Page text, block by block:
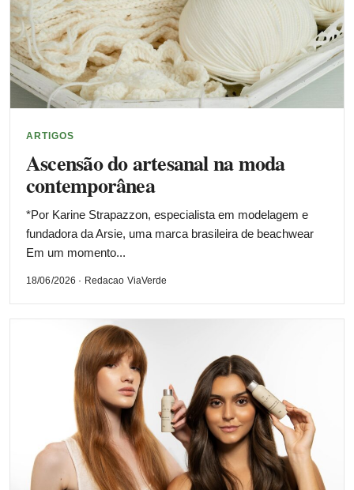
ARTIGOS
Ascensão do artesanal na moda
contemporânea
*Por Karine Strapazzon, especialista em modelagem e
fundadora da Arsie, uma marca brasileira de beachwear
Em um momento...
18/06/2026 · Redacao ViaVerde